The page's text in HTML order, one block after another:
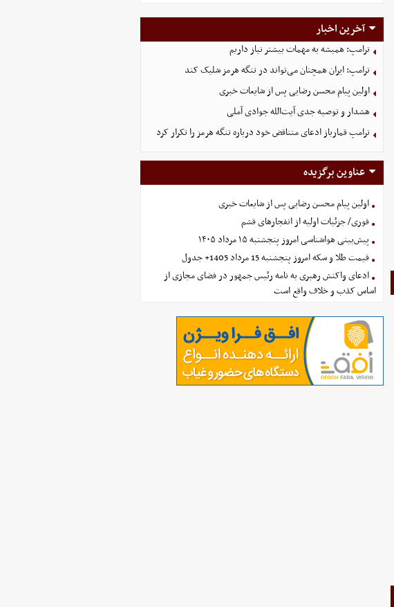
آخرین اخبار
ترامپ: همیشه به مهمات بیشتر نیاز داریم
ترامپ: ایران همچنان می‌تواند در تنگه هرمز شلیک کند
اولین پیام محسن رضایی پس از شایعات خبری
هشدار و توصیه جدی آیت‌الله جوادی آملی
ترامپ قمارباز ادعای متناقض خود درباره تنگه هرمز را تکرار کرد
عناوین برگزیده
اولین پیام محسن رضایی پس از شایعات خبری
فوری/ جزئیات اولیه از انفجارهای قشم
پیش‌بینی هواشناسی امروز پنجشنبه ۱۵ مرداد ۱۴۰۵
قیمت طلا و سکه امروز پنجشنبه 15 مرداد 1405+ جدول
ادعای واکنش رهبری به نامه رئیس جمهور در فضای مجازی از
اساس کذب و خلاف واقع است